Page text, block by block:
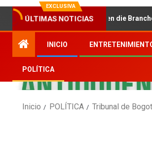
EXCLUSIVA
ÚLTIMAS NOTICIAS
Wie Innovationen die Branche
INICIO
POLÍTICA
Inicio POLÍTICA Tribunal de